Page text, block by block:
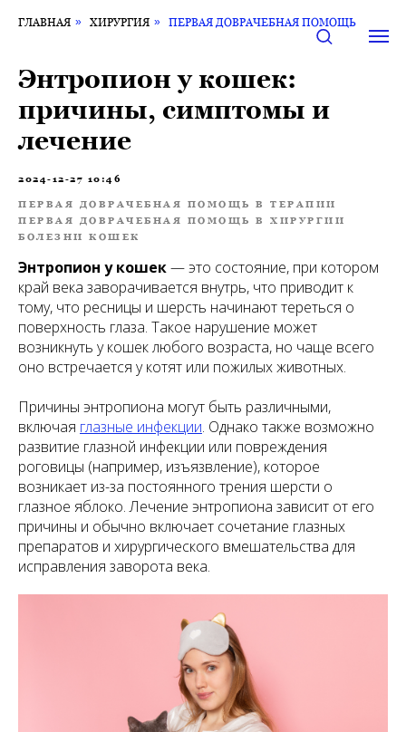
ГЛАВНАЯ » ХИРУРГИЯ » ПЕРВАЯ ДОВРАЧЕБНАЯ ПОМОЩЬ
Энтропион у кошек:
причины, симптомы и
лечение
2024-12-27 10:46
ПЕРВАЯ ДОВРАЧЕБНАЯ ПОМОЩЬ В ТЕРАПИИ
ПЕРВАЯ ДОВРАЧЕБНАЯ ПОМОЩЬ В ХИРУРГИИ
БОЛЕЗНИ КОШЕК
Энтропион у кошек— это состояние, при котором
край века заворачивается внутрь, что приводит к
тому, что ресницы и шерсть начинают тереться о
поверхность глаза. Такое нарушение может
возникнуть у кошек любого возраста, но чаще всего
оно встречается у котят или пожилых животных.
Причины энтропиона могут быть различными,
включая глазные инфекции. Однако также возможно
развитие глазной инфекции или повреждения
роговицы (например, изъязвление), которое
возникает из-за постоянного трения шерсти о
глазное яблоко. Лечение энтропиона зависит от его
причины и обычно включает сочетание глазных
препаратов и хирургического вмешательства для
исправления заворота века.